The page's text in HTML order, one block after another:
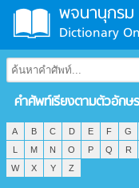
พจนานุกรม
Dictionary
คำศัพท์เรียงตามตัวอักษร
A B C D E F G
L
M N O P Q R
W
X Y Z